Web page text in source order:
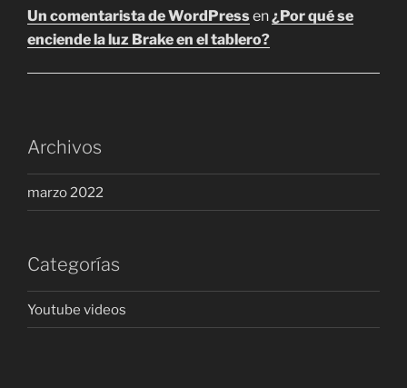
Un comentarista de WordPressen¿Por qué se
enciende la luz Brake en el tablero?
Archivos
marzo 2022
Categorías
Youtube videos